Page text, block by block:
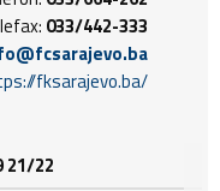
033/442-333
fksarajevo.ba/
21/22